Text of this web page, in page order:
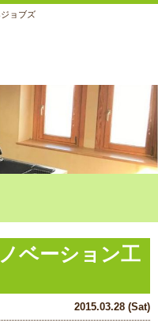
ョブズ
ベーション工
2015.03.28 (Sat)